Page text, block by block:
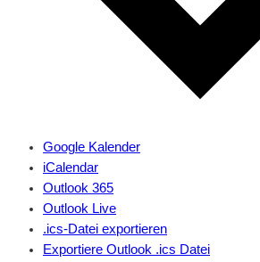
Google Kalender
iCalendar
Outlook 365
Outlook Live
.ics-Datei exportieren
Exportiere Outlook .ics Datei